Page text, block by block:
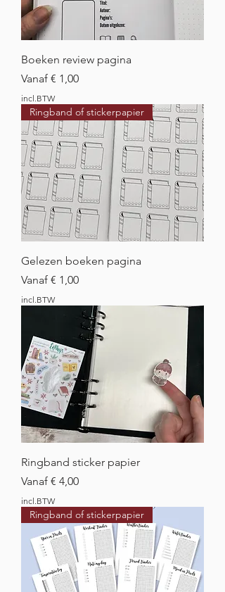
Boeken review pagina
Vanaf € 1,00
Verkoopprijs
incl.BTW
Ringband of stickerpapier
Gelezen boeken pagina
Vanaf € 1,00
Verkoopprijs
incl.BTW
Ringband sticker papier
Vanaf € 4,00
Verkoopprijs
incl.BTW
Ringband of stickerpapier